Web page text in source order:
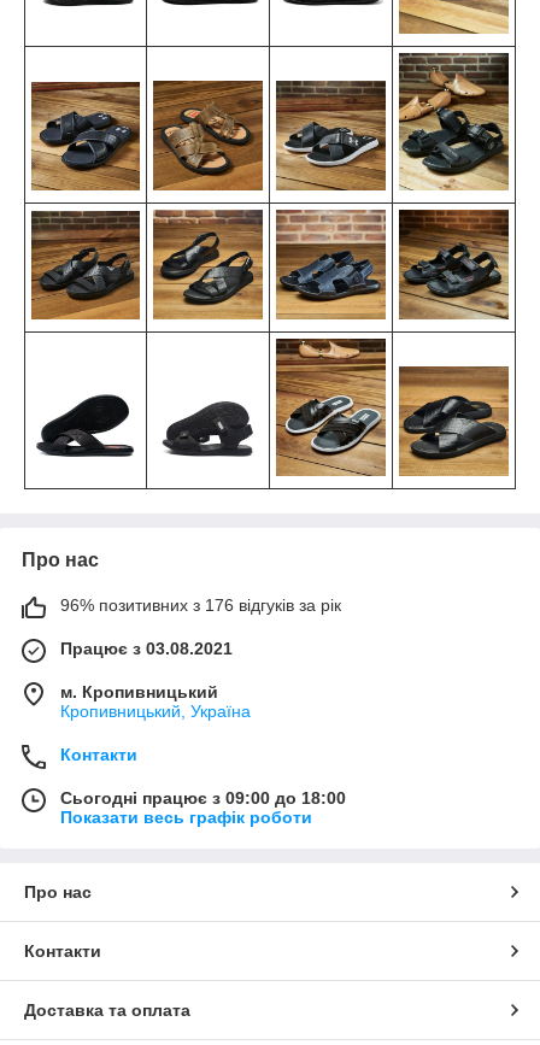
Про нас
96% позитивних з 176 відгуків за рік
Працює з 03.08.2021
м. Кропивницький
Кропивницький, Україна
Контакти
Сьогодні працює з 09:00 до 18:00
Показати весь графік роботи
Про нас
Контакти
Доставка та оплата